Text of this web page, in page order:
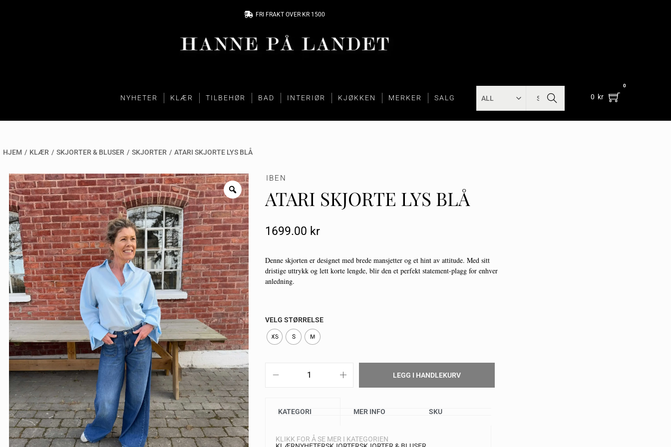
FRI FRAKT OVER KR 1500
NYHETER KLÆR TILBEHØR BAD INTERIØR KJØKKEN MERKER SALG
SEARC
H
0 kr
0
HJEM / KLÆR / SKJORTER & BLUSER / SKJORTER / ATARI SKJORTE LYS BLÅ
IBEN
ATARI SKJORTE LYS BLÅ
1699.00 Kr
Denne skjorten er designet med brede mansjetter og et hint av attitude. Med sitt
dristige uttrykk og lett korte lengde, blir den et perfekt statement-plagg for enhver
anledning.
VELG STØRRELSE
XS S M
LEGG I HANDLEKURV
KATEGORI MER INFO SKU
KLIKK FOR Å SE MER I KATEGORIEN